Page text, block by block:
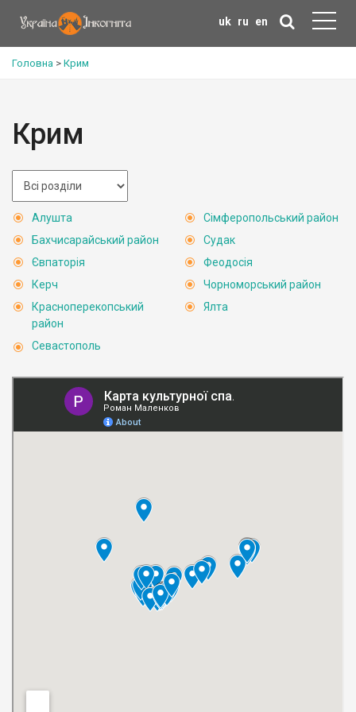
uk ru en
Головна > Крим
Крим
Алушта
Бахчисарайський район
Євпаторія
Керч
Красноперекопський
район
Севастополь
Сімферопольський район
Судак
Феодосія
Чорноморський район
Ялта